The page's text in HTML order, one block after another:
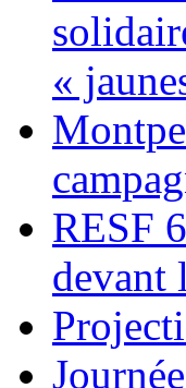
«
RESF
devant